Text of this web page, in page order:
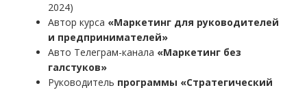
2024)
Автор курса «Маркетинг для руководителей
и предпринимателей»
Авто Телеграм-канала «Маркетинг без
галстуков»
Руководитель программы «Стратегический